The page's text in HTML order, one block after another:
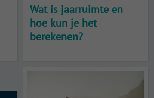
Wat is jaarruimte en
hoe kun je het
berekenen?